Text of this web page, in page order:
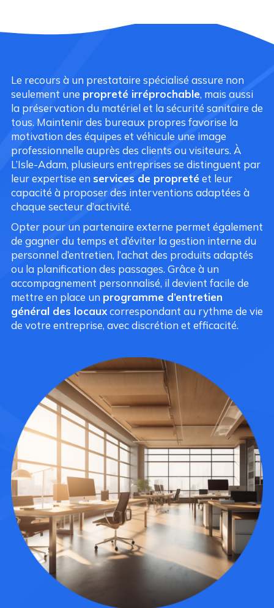
Le recours à un prestataire spécialisé assure non
seulement une propreté irréprochable, mais aussi
la préservation du matériel et la sécurité sanitaire de
tous. Maintenir des bureaux propres favorise la
motivation des équipes et véhicule une image
professionnelle auprès des clients ou visiteurs. À
L’Isle-Adam, plusieurs entreprises se distinguent par
leur expertise en services de propretéet leur
capacité à proposer des interventions adaptées à
chaque secteur d’activité.
Opter pour un partenaire externe permet également
de gagner du temps et d’éviter la gestion interne du
personnel d’entretien, l’achat des produits adaptés
ou la planification des passages. Grâce à un
accompagnement personnalisé, il devient facile de
mettre en place un programme d’entretien
général des locauxcorrespondant au rythme de vie
de votre entreprise, avec discrétion et efficacité.